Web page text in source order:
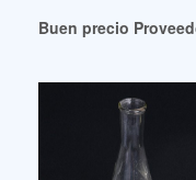
Buen precio